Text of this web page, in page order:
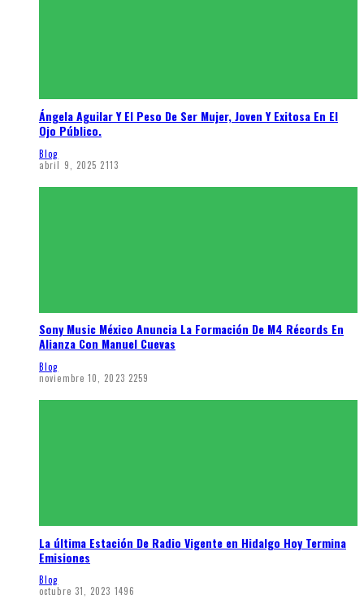
Ángela Aguilar Y El Peso De Ser Mujer, Joven Y Exitosa En El
Ojo Público.
Blog
abril 9, 2025 2113
Sony Music México Anuncia La Formación De M4 Récords En
Alianza Con Manuel Cuevas
Blog
noviembre 10, 2023 2259
La última Estación De Radio Vigente en Hidalgo Hoy Termina
Emisiones
Blog
octubre 31, 2023 1496